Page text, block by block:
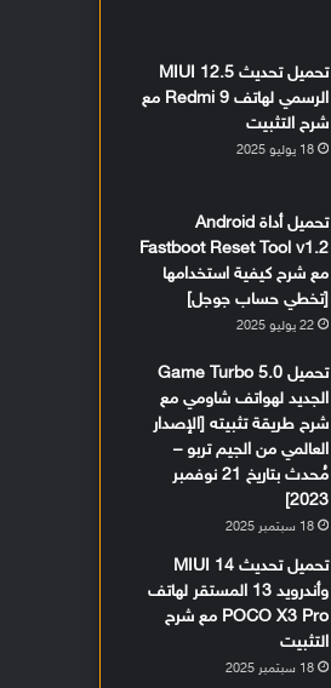
تحميل تحديث MIUI 12.5
الرسمي لهاتف Redmi 9 مع
شرح التثبيت
18 يوليو 2025
تحميل أداة Android
Fastboot Reset Tool v1.2
مع شرح كيفية استخدامها
[تخطي حساب جوجل]
22 يوليو 2025
تحميل Game Turbo 5.0
الجديد لهواتف شاومي مع
شرح طريقة تثبيته [الإصدار
العالمي من الجيم تربو –
مُحدث بتاريخ 21 نوفمبر
2023]
18 سبتمبر 2025
تحميل تحديث MIUI 14
وأندرويد 13 المستقر لهاتف
POCO X3 Pro مع شرح
التثبيت
18 سبتمبر 2025